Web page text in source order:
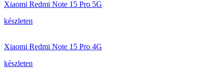
Xiaomi Redmi Note 15 Pro 5G
készleten
Xiaomi Redmi Note 15 Pro 4G
készleten